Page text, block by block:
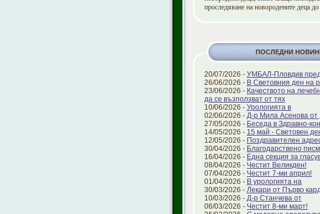
проследяване на новородените деца
ПОСЛЕДНИ
20/07/2026 - УМБАЛ-Пловдив
26/06/2026 - В Световния ден на
23/06/2026 - Качеството на
да се възползват от тях
10/06/2026 - Урологията в
02/06/2026 - Д-р Мила Асенова
27/05/2026 - Беседа в Здравно-
14/05/2026 - 15 май - Световен
12/05/2026 - Поздравителен
30/04/2026 - Благодарствено
16/04/2026 - Една секция за
08/04/2026 - Честит Великден!
07/04/2026 - Честит 7-ми април!
01/04/2026 - В урологията на
30/03/2026 - Лекари от Първо
10/03/2026 - Д-р Станчева от
06/03/2026 - Честит 8-ми март!